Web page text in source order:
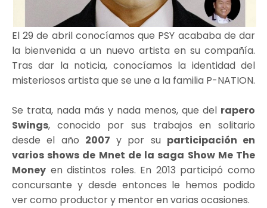
El 29 de abril conocíamos que PSY acababa de dar
la bienvenida a un nuevo artista en su compañía.
Tras dar la noticia, conocíamos la identidad del
misteriosos artista que se une a la familia P-NATION.
Se trata, nada más y nada menos, que del rapero
Swings, conocido por sus trabajos en solitario
desde el año 2007 y por su participación en
varios shows de Mnet de la saga Show Me The
Money en distintos roles. En 2013 participó como
concursante y desde entonces le hemos podido
ver como productor y mentor en varias ocasiones.